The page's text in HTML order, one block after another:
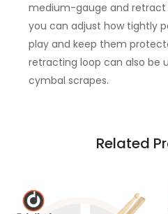
medium-gauge and retract
you can adjust how tightly
play and keep them
retracting loop can also be
cymbal scrapes.
Related